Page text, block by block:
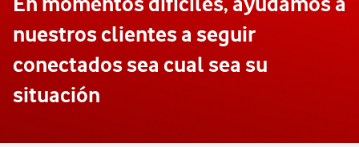
nuestros clientes a seguir
conectados sea cual sea su
situación